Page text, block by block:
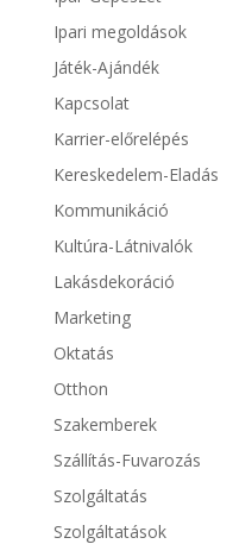
Ipari megoldások
Játék-Ajándék
Kapcsolat
Karrier-előrelépés
Kereskedelem-Eladás
Kommunikáció
Kultúra-Látnivalók
Lakásdekoráció
Marketing
Oktatás
Otthon
Szakemberek
Szállítás-Fuvarozás
Szolgáltatás
Szolgáltatások